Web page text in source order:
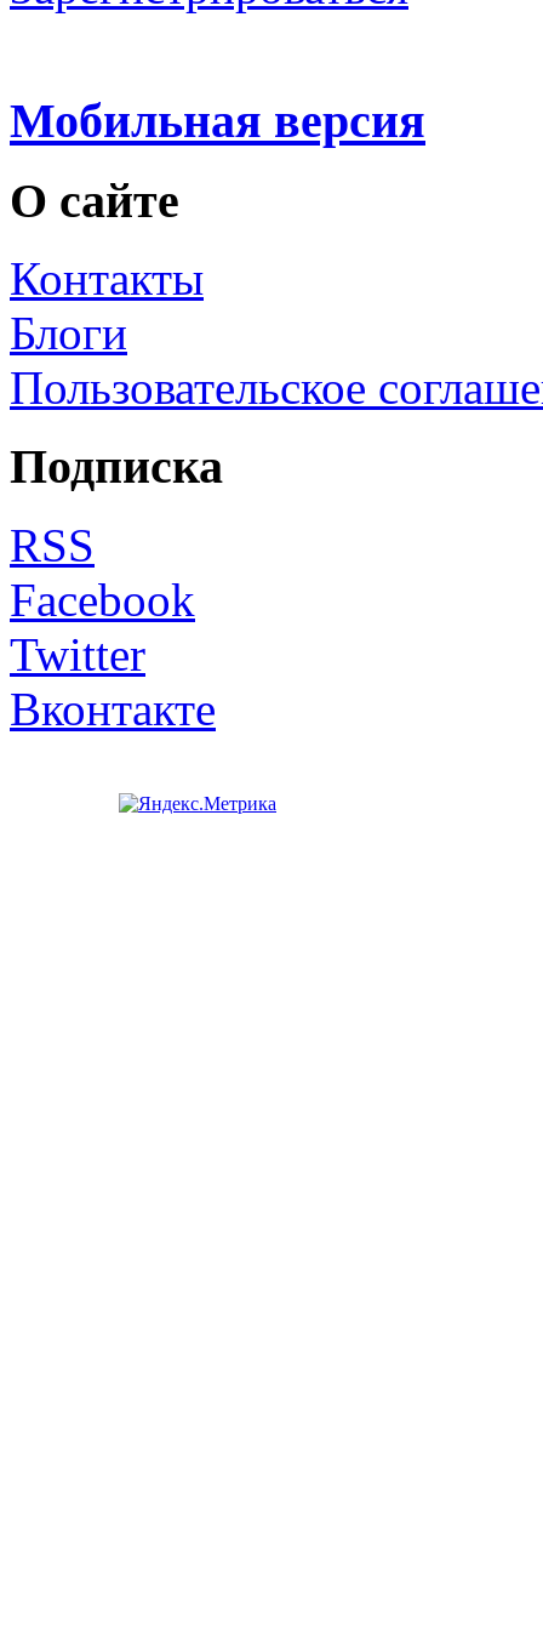
Мобильная версия
О сайте
Контакты
Блоги
Пользовательское
Подписка
RSS
Facebook
Twitter
Вконтакте